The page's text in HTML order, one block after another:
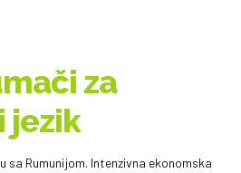
za
jezik
sa Rumunijom. Intenzivna ekonomska